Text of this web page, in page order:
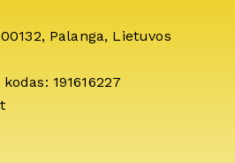
Palanga, Lietuvos
191616227